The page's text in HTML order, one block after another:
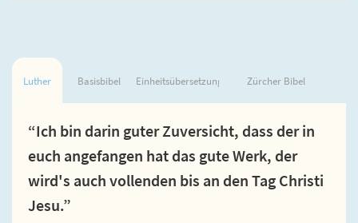
Luther Basisbibel Einheitsübersetzung Zürcher Bibel
“Ich bin darin guter Zuversicht, dass der in
euch angefangen hat das gute Werk, der
wird's auch vollenden bis an den Tag Christi
Jesu.”